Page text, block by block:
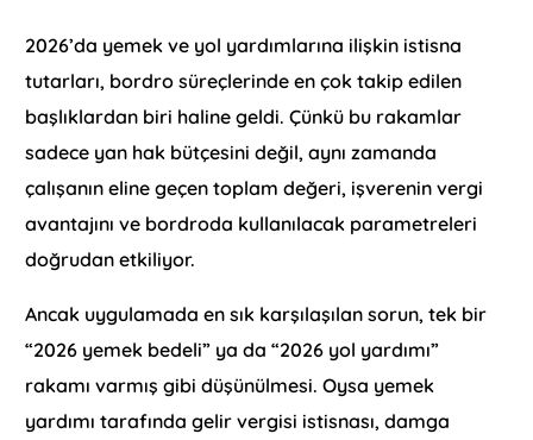
2026’da yemek ve yol yardımlarına ilişkin istisna
tutarları, bordro süreçlerinde en çok takip edilen
başlıklardan biri haline geldi. Çünkü bu rakamlar
sadece yan hak bütçesini değil, aynı zamanda
çalışanın eline geçen toplam değeri, işverenin vergi
avantajını ve bordroda kullanılacak parametreleri
doğrudan etkiliyor.
Ancak uygulamada en sık karşılaşılan sorun, tek bir
“2026 yemek bedeli” ya da “2026 yol yardımı”
rakamı varmış gibi düşünülmesi. Oysa yemek
yardımı tarafında gelir vergisi istisnası, damga